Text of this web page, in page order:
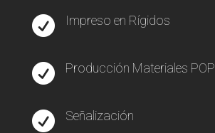
 Impreso en Rígidos
 Producción Materiales POP
 Señalización